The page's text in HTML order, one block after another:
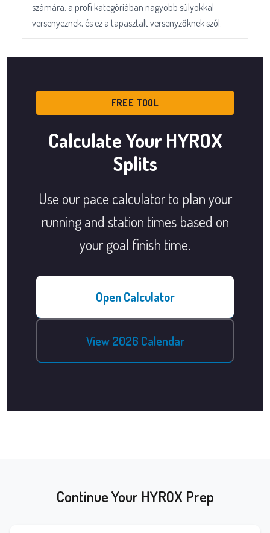
számára; a profi kategóriában nagyobb súlyokkal
versenyeznek, és ez a tapasztalt versenyzőknek szól.
FREE TOOL
Calculate Your HYROX
Splits
Use our pace calculator to plan your
running and station times based on
your goal finish time.
Open Calculator
View 2026 Calendar
Continue Your HYROX Prep